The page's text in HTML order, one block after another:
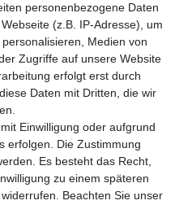
personenbezogene Daten
(z.B. IP-Adresse), um
Medien von
Zugriffe auf unsere Website
erfolgt erst durch
Daten mit Dritten, die wir
Einwilligung oder aufgrund
erfolgen. Die Zustimmung
Es besteht das Recht,
zu einem späteren
Beachten Sie unser